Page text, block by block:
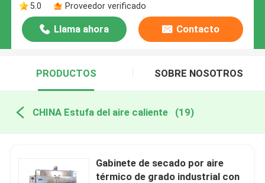
5.0
Proveedor verificado
Llama ahora Contacto
PRODUCTOS SOBRE NOSOTROS
CHINA Estufa del aire caliente (19)
Gabinete de secado por aire
térmico de grado industrial con